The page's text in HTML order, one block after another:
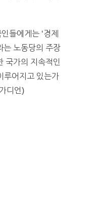
들에게는 ‘경제
는 노동당의 주장
국가의 지속적인
루어지고 있는가
디언)